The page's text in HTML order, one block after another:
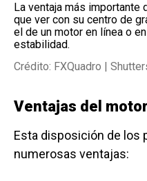
La ventaja más
que ver con su centro de
el de un motor en línea o
estabilidad.
Crédito: FXQuadro |
Ventajas del
Esta disposición de los
numerosas ventajas: